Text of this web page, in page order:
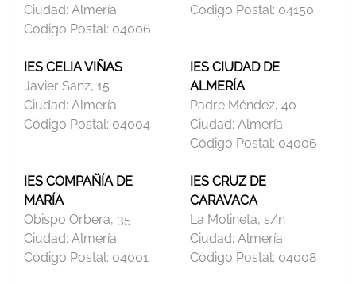
Ciudad: Almería
Código Postal: 04006
Código Postal: 04150
IES CELIA VIÑAS
Javier Sanz, 15
Ciudad: Almería
Código Postal: 04004
IES CIUDAD DE
ALMERÍA
Padre Méndez, 40
Ciudad: Almería
Código Postal: 04006
IES COMPAÑÍA DE
MARÍA
Obispo Orbera, 35
Ciudad: Almería
Código Postal: 04001
IES CRUZ DE
CARAVACA
La Molineta, s/n
Ciudad: Almería
Código Postal: 04008